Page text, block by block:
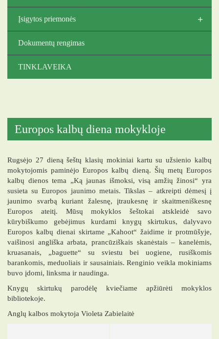
+
Įsigytos priemonės
Dokumentų rengimas
TINKLAVEIKA
Europos kalbų diena mokykloje
Rugsėjo 27 dieną šeštų klasių mokiniai kartu su užsienio kalbų
mokytojomis paminėjo Europos kalbų dieną. Šių metų Europos
kalbų dienos tema „Ką jaunas išmoksi, visą amžių žinosi“ yra
susieta su Europos jaunimo metais. Tikslas – atkreipti dėmesį į
jaunimo svarbą kuriant žalesnę, įtraukesnę ir skaitmeniškesnę
Europos ateitį. Mūsų mokyklos šeštokai atskleidė savo
kūrybiškumo gebėjimus kurdami knygų skirtukus, dalyvavo
Europos kalbų dienai skirtame „Kahoot“ žaidime ir protmūšyje,
vaišinosi angliška arbata, prancūziškais skanėstais – kanelėmis,
kruasanais, „baguette“ su sviestu bei uogiene, rusiškomis
barankomis, meduoliais ir sausainiais. Renginio veikla mokiniams
buvo įdomi, linksma ir naudinga.
Knygų skirtukų parodėlę kviečiame apžiūrėti mokyklos
bibliotekoje.
Anglų kalbos mokytoja Violeta Zabielaitė